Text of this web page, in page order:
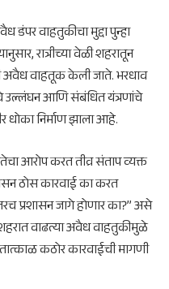
डंपर वाहतुकीचा मुद्दा पुन्हा
रात्रीच्या वेळी शहरातून
अवैध वाहतूक केली जाते. भरधाव
उल्लंघन आणि संबंधित यंत्रणांचे
धोका निर्माण झाला आहे.
आरोप करत तीव्र संताप व्यक्त
ठोस कारवाई का करत
प्रशासन जागे होणार का?” असे
वाढत्या अवैध वाहतुकीमुळे
कठोर कारवाईची मागणी